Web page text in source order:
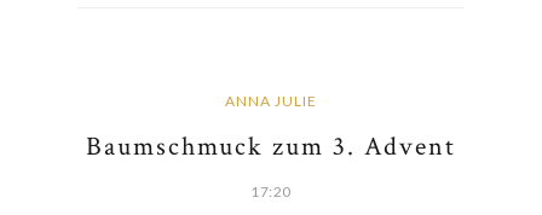
ANNA JULIE
Baumschmuck zum 3. Advent